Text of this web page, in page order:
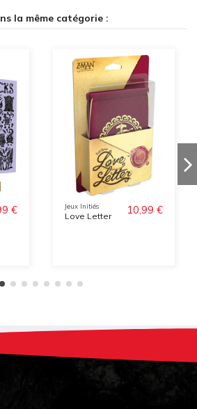
la même catégorie :
€ Jeux Initiés
Love Letter 10,99 €